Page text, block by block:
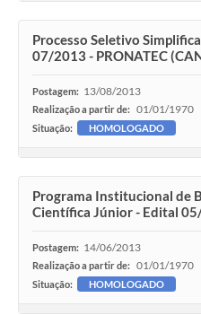
Processo Seletivo
07/2013 - PRONATEC
Postagem: 13/08/2013
Realização a partir de: 01/01/1970
Situação: HOMOLOGADO
Programa Institucional de
Científica Júnior - Edital
Postagem: 14/06/2013
Realização a partir de: 01/01/1970
Situação: HOMOLOGADO